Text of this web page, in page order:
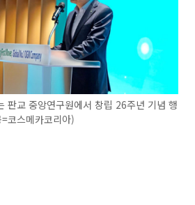
교 중앙연구원에서 창립 26주년 기념 행
코스메카코리아)